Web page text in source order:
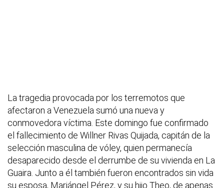
La tragedia provocada por los terremotos que
afectaron a Venezuela sumó una nueva y
conmovedora víctima. Este domingo fue confirmado
el fallecimiento de Willner Rivas Quijada, capitán de la
selección masculina de vóley, quien permanecía
desaparecido desde el derrumbe de su vivienda en La
Guaira. Junto a él también fueron encontrados sin vida
su esposa, Mariángel Pérez, y su hijo Theo, de apenas